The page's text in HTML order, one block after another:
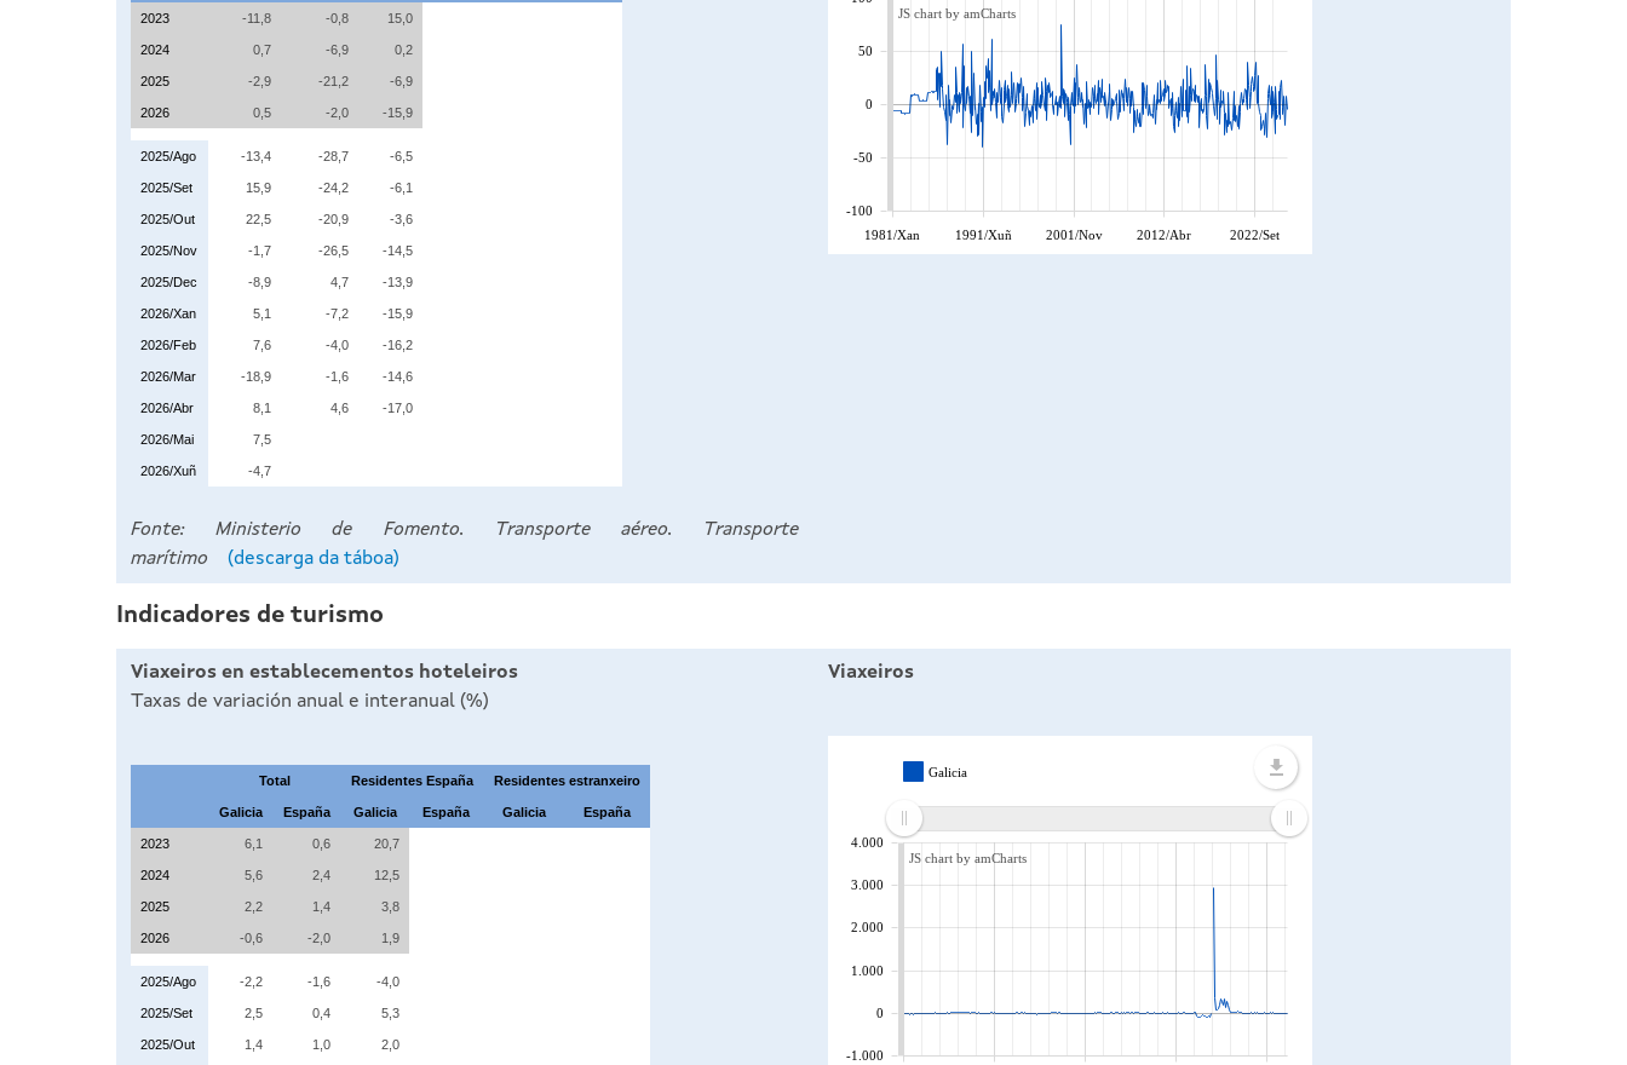
2023 -11,8 -0,8 15,0
2024 0,7 -6,9 0,2
2025 -2,9 -21,2 -6,9
2026 0,5 -2,0 -15,9
2025/Ago -13,4 -28,7 -6,5
2025/Set 15,9 -24,2 -6,1
2025/Out 22,5 -20,9 -3,6
2025/Nov -1,7 -26,5 -14,5
2025/Dec -8,9 4,7 -13,9
2026/Xan 5,1 -7,2 -15,9
2026/Feb 7,6 -4,0 -16,2
2026/Mar -18,9 -1,6 -14,6
2026/Abr 8,1 4,6 -17,0
2026/Mai 7,5
2026/Xuñ -4,7
Fonte: Ministerio de Fomento. Transporte aéreo. Transporte
marítimo (descarga da táboa)
1981/Xan 1991/Xuñ 2001/Nov 2012/Abr 2022/Set
-100
-50
0
50
JS chart by amCharts
Indicadores de turismo
Viaxeiros en establecementos hoteleiros
Taxas de variación anual e interanual (%)
Total Residentes España Residentes estranxeiro
Galicia España Galicia España Galicia España
2023 6,1 0,6 20,7
2024 5,6 2,4 12,5
2025 2,2 1,4 3,8
2026 -0,6 -2,0 1,9
2025/Ago -2,2 -1,6 -4,0
2025/Set 2,5 0,4 5,3
2025/Out 1,4 1,0 2,0
Viaxeiros
Galicia
-1.000
0
1.000
2.000
3.000
4.000
JS chart by amCharts